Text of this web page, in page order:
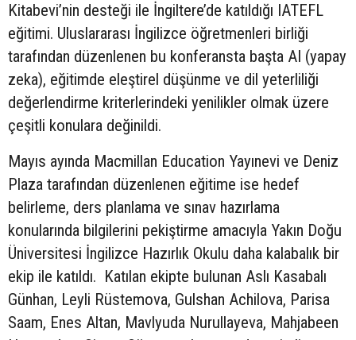
Kitabevi’nin desteği ile İngiltere’de katıldığı IATEFL
eğitimi. Uluslararası İngilizce öğretmenleri birliği
tarafından düzenlenen bu konferansta başta AI (yapay
zeka), eğitimde eleştirel düşünme ve dil yeterliliği
değerlendirme kriterlerindeki yenilikler olmak üzere
çeşitli konulara değinildi.
Mayıs ayında Macmillan Education Yayınevi ve Deniz
Plaza tarafından düzenlenen eğitime ise hedef
belirleme, ders planlama ve sınav hazırlama
konularında bilgilerini pekiştirme amacıyla Yakın Doğu
Üniversitesi İngilizce Hazırlık Okulu daha kalabalık bir
ekip ile katıldı. Katılan ekipte bulunan Aslı Kasabalı
Günhan, Leyli Rüstemova, Gulshan Achilova, Parisa
Saam, Enes Altan, Mavlyuda Nurullayeva, Mahjabeen